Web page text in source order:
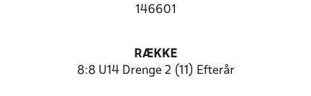
146601
RÆKKE
8:8 U14 Drenge 2 (11) Efterår